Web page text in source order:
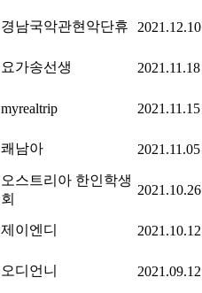
경남국악관현악단휴 2021.12.10
요가송선생 2021.11.18
myrealtrip 2021.11.15
쾌남아 2021.11.05
오스트리아 한인학생
회
2021.10.26
제이엔디 2021.10.12
오디언니 2021.09.12